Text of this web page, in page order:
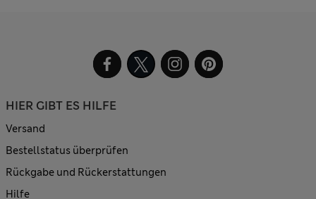
HIER GIBT ES HILFE
Versand
Bestellstatus überprüfen
Rückgabe und Rückerstattungen
Hilfe